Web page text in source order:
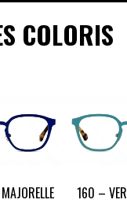
COLORIS
160 –